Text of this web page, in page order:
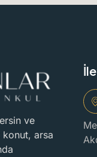
ve
konut, arsa